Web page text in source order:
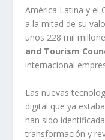
América Latina y el
a la mitad de su
unos 228 mil
and Tourism
internacional
Las nuevas
digital que ya
han sido
transformación y